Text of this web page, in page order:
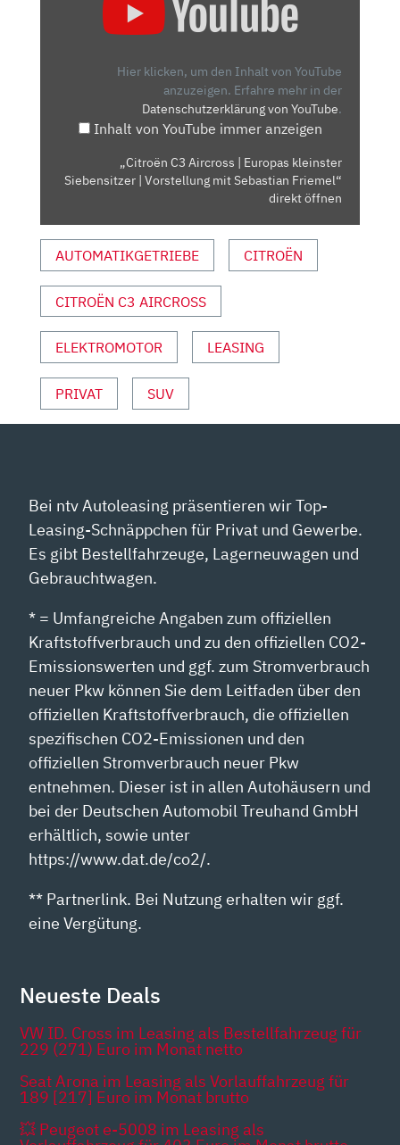
AIRCROSS
VORSTELLUNG
VON
YOUTUBE
ANZEIGEN
Hier klicken, um den Inhalt von YouTube
anzuzeigen. Erfahre mehr in der
Datenschutzerklärung von YouTube.
Inhalt von YouTube immer anzeigen
„Citroën C3 Aircross | Europas kleinster
Siebensitzer | Vorstellung mit Sebastian Friemel“
direkt öffnen
AUTOMATIKGETRIEBE CITROËN
CITROËN C3 AIRCROSS
ELEKTROMOTOR LEASING
PRIVAT SUV
Bei ntv Autoleasing präsentieren wir Top-
Leasing-Schnäppchen für Privat und Gewerbe.
Es gibt Bestellfahrzeuge, Lagerneuwagen und
Gebrauchtwagen.
* = Umfangreiche Angaben zum offiziellen
Kraftstoffverbrauch und zu den offiziellen CO2-
Emissionswerten und ggf. zum Stromverbrauch
neuer Pkw können Sie dem Leitfaden über den
offiziellen Kraftstoffverbrauch, die offiziellen
spezifischen CO2-Emissionen und den
offiziellen Stromverbrauch neuer Pkw
entnehmen. Dieser ist in allen Autohäusern und
bei der Deutschen Automobil Treuhand GmbH
erhältlich, sowie unter
https://www.dat.de/co2/.
** Partnerlink. Bei Nutzung erhalten wir ggf.
eine Vergütung.
Neueste Deals
VW ID. Cross im Leasing als Bestellfahrzeug für
229 (271) Euro im Monat netto
Seat Arona im Leasing als Vorlauffahrzeug für
189 [217] Euro im Monat brutto
💥 Peugeot e-5008 im Leasing als